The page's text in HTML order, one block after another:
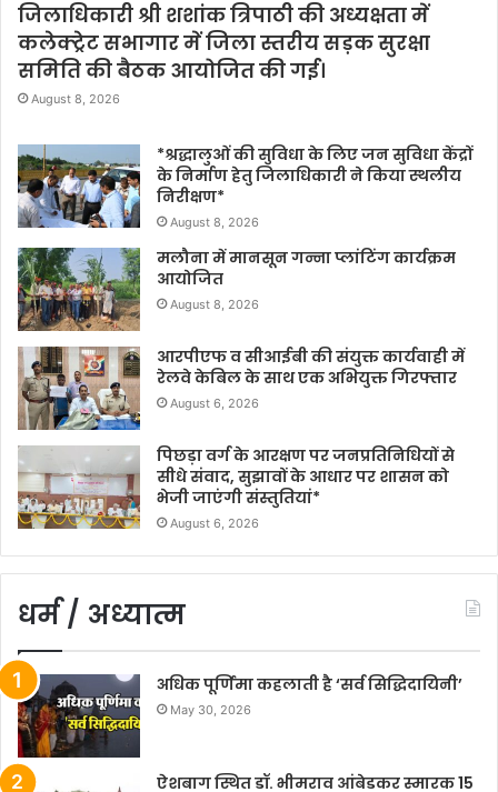
जिलाधिकारी श्री शशांक त्रिपाठी की अध्यक्षता में
कलेक्ट्रेट सभागार में जिला स्तरीय सड़क सुरक्षा
समिति की बैठक आयोजित की गई।
August 8, 2026
*श्रद्धालुओं की सुविधा के लिए जन सुविधा केंद्रों
के निर्माण हेतु जिलाधिकारी ने किया स्थलीय
निरीक्षण*
August 8, 2026
मलौना में मानसून गन्ना प्लांटिंग कार्यक्रम
आयोजित
August 8, 2026
आरपीएफ व सीआईबी की संयुक्त कार्यवाही में
रेलवे केबिल के साथ एक अभियुक्त गिरफ्तार
August 6, 2026
पिछड़ा वर्ग के आरक्षण पर जनप्रतिनिधियों से
सीधे संवाद, सुझावों के आधार पर शासन को
भेजी जाएंगी संस्तुतियां*
August 6, 2026
धर्म / अध्यात्म
अधिक पूर्णिमा कहलाती है ‘सर्व सिद्धिदायिनी’
May 30, 2026
ऐशबाग स्थित डॉ. भीमराव आंबेडकर स्मारक 15